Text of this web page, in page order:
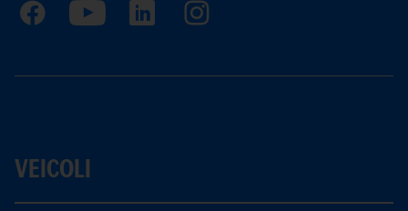
VEICOLI